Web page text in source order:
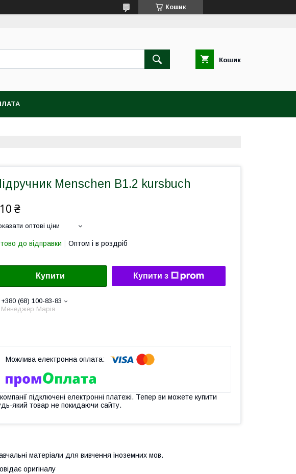
Кошик
Кошик
Menschen B1.2 kursbuch
₴
оптові ціни
до відправки Оптом і в роздріб
Купити Купити з
+380 (68) 100-83-83
Менеджер Марія
підключені електронні платежі. Тепер ви можете купити
який товар не покидаючи сайту.
матеріали для вивчення іноземних мов.
оригіналу